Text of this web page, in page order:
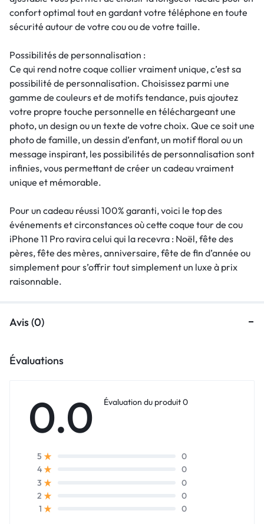
confort optimal tout en gardant votre téléphone en toute
sécurité autour de votre cou ou de votre taille.
Possibilités de personnalisation :
Ce qui rend notre coque collier vraiment unique, c’est sa
possibilité de personnalisation. Choisissez parmi une
gamme de couleurs et de motifs tendance, puis ajoutez
votre propre touche personnelle en téléchargeant une
photo, un design ou un texte de votre choix. Que ce soit une
photo de famille, un dessin d’enfant, un motif floral ou un
message inspirant, les possibilités de personnalisation sont
infinies, vous permettant de créer un cadeau vraiment
unique et mémorable.
Pour un cadeau réussi 100% garanti, voici le top des
événements et circonstances où cette coque tour de cou
iPhone 11 Pro ravira celui qui la recevra : Noël, fête des
pères, fête des mères, anniversaire, fête de fin d’année ou
simplement pour s’offrir tout simplement un luxe à prix
raisonnable.
Avis (0)
Évaluations
0.0 Évaluation du produit 0
5
0
4
0
3
0
2
0
1
0